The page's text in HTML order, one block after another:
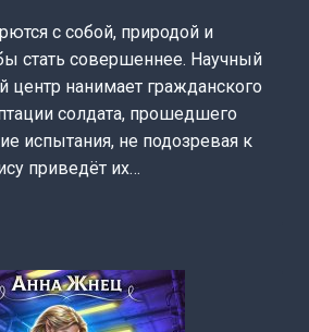
с собой, природой и
стать совершеннее. Научный
центр нанимает гражданского
солдата, прошедшего
испытания, не подозревая к
приведёт их…